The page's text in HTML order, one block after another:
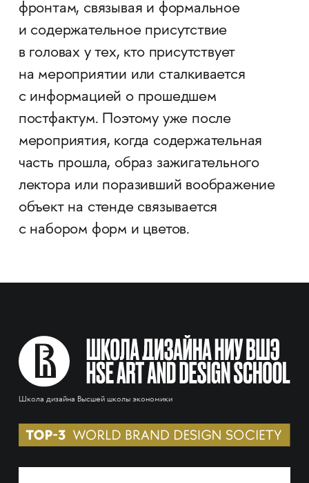
фронтам, связывая и формальное
и содержательное присутствие
в головах у тех, кто присутствует
на мероприятии или сталкивается
с информацией о прошедшем
постфактум. Поэтому уже после
мероприятия, когда содержательная
часть прошла, образ зажигательного
лектора или поразивший воображение
объект на стенде связывается
с набором форм и цветов.
Школа дизайна Высшей школы экономики